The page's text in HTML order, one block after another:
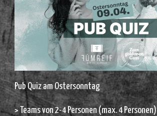
Pub Quiz am Ostersonntag
> Teams von 2-4 Personen (max. 4 Personen)